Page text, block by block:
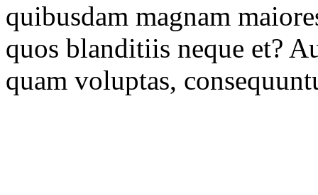
quibusdam magnam
quos blanditiis neque et?
quam voluptas,